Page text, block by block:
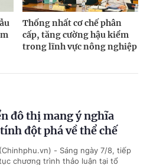
Thống nhất cơ chế phân
cấp, tăng cường hậu kiểm
trong lĩnh vực nông nghiệp
đô thị mang ý nghĩa
đột phá về thể chế
(Chinhphu.vn) - Sáng ngày 7/8, tiếp
chương trình thảo luận tại tổ